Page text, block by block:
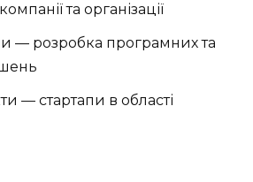
та організації
— розробка програмних та
— стартапи в області